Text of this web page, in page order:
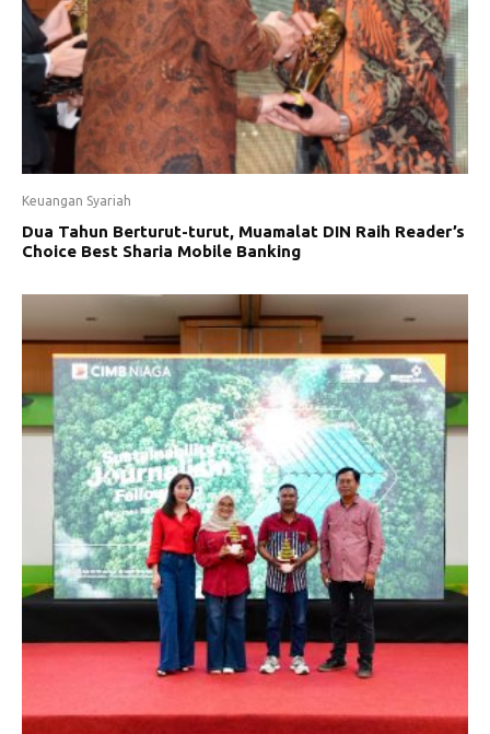
Keuangan Syariah
Dua Tahun Berturut-turut, Muamalat DIN Raih Reader’s
Choice Best Sharia Mobile Banking